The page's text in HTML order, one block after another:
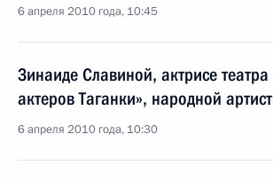
6 апреля 2010 года, 10:45
Зинаиде Славиной, актрисе театра
актеров Таганки», народной
6 апреля 2010 года, 10:30